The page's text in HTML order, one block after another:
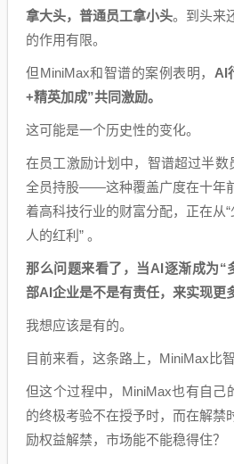
拿大头，普通员工拿小头。到头来
的作用有限。
但MiniMax和智谱的案例表明， AI
+精英加成”共同激励。
这可能是一个历史性的变化。
在员工激励计划中，智谱超过半数
全员持股——这种覆盖广度在十年
着高科技行业的财富分配，正在从“
人的红利” 。
那么问题来看了，当AI逐渐成为“
部AI企业是不是有责任，来实现更
我想应该是有的。
目前来看，这条路上，MiniMax比
但这个过程中，MiniMax也有自己
的终极考验不在授予时，而在解禁
励权益解禁，市场能不能稳得住？